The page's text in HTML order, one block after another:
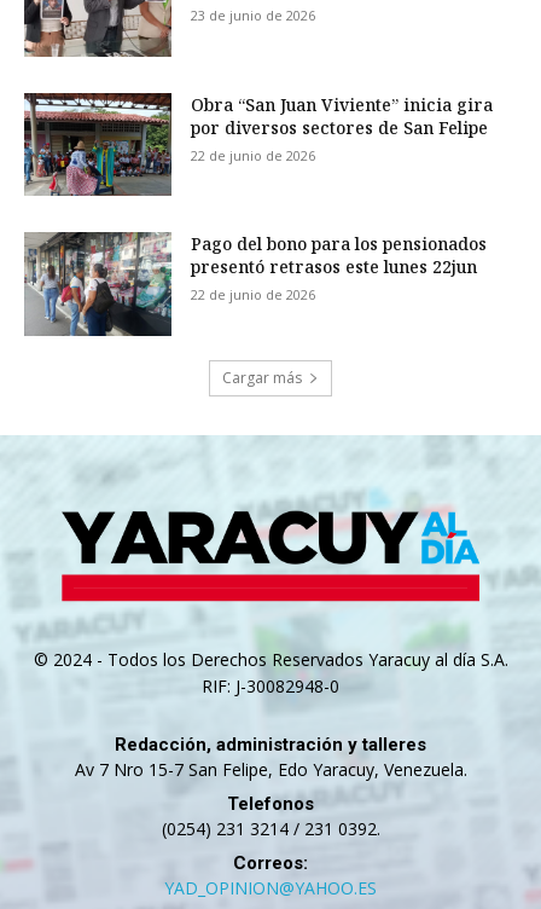
23 de junio de 2026
Obra “San Juan Viviente” inicia gira
por diversos sectores de San Felipe
22 de junio de 2026
Pago del bono para los pensionados
presentó retrasos este lunes 22jun
22 de junio de 2026
Cargar más
© 2024 - Todos los Derechos Reservados Yaracuy al día S.A.
RIF: J-30082948-0
Redacción, administración y talleres
Av 7 Nro 15-7 San Felipe, Edo Yaracuy, Venezuela.
Telefonos
(0254) 231 3214 / 231 0392.
Correos:
YAD_OPINION@YAHOO.ES